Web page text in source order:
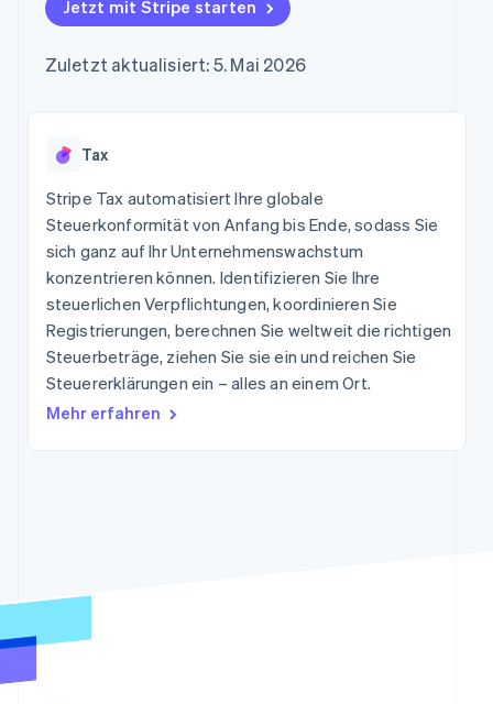
Zugriff auf mehr als
Terminal
Optimierung der
Autorisierungsraten
Link
Beschleunigter
Bezahlvorgang
Financial
Connections
Verbundene
Finanzdaten
Data Pipeline
Datensynchronisierung
Mehr
Product roadmap
Identity
Geldmanagement
SaaS
KI-Unternehmen
Creator Economy
Gaming
Bewirtung, Reisen und
Freizeit
Versicherungen
Medien und
Unterhaltung
Gemeinnützige
Organisationen
Fachdienstleistungen
Öffentlicher Sektor
Marktplatz auf
Abonnementverwaltung
nutzungsbasierte
geht´s
Bereitstellung und
Verwaltung von
Diensten mit Agenten
Ressourcen
App-Integrationen
Code-Beispiele
API-Status
Produkt-Roadmap
Karriere
Stripe Press
Kontakt
Sales-Team
kontaktieren
Partner werden
Jetzt mit Stripe starten
Zuletzt aktualisiert: 5. Mai 2026
Tax
Stripe Tax automatisiert Ihre globale
Steuerkonformität von Anfang bis Ende, sodass Sie
sich ganz auf Ihr Unternehmenswachstum
konzentrieren können. Identifizieren Sie Ihre
steuerlichen Verpflichtungen, koordinieren Sie
Registrierungen, berechnen Sie weltweit die richtigen
Steuerbeträge, ziehen Sie sie ein und reichen Sie
Steuererklärungen ein – alles an einem Ort.
Mehr erfahren